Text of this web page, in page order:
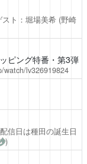
スト：堀場美希 (野崎
ピング特番・第3弾
watch/lv326919824
信日は種田の誕生日
)